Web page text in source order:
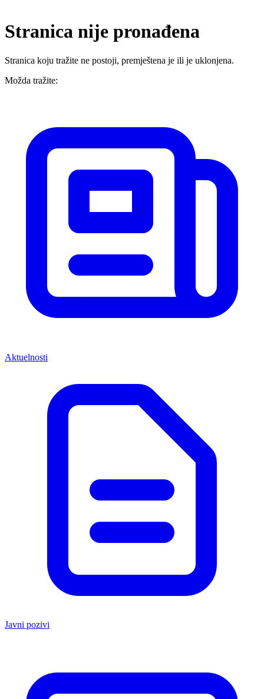
Stranica nije pronađena
Stranica koju tražite ne postoji, premještena je ili je uklonjena.
Možda tražite:
Aktuelnosti
Javni pozivi